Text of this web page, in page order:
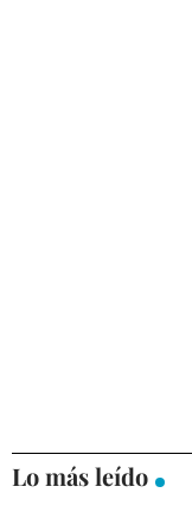
Lo más leído